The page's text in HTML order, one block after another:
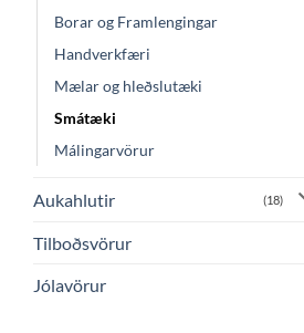
Borar og Framlengingar
Handverkfæri
Mælar og hleðslutæki
Smátæki
Málingarvörur
Aukahlutir (18)
Tilboðsvörur
Jólavörur